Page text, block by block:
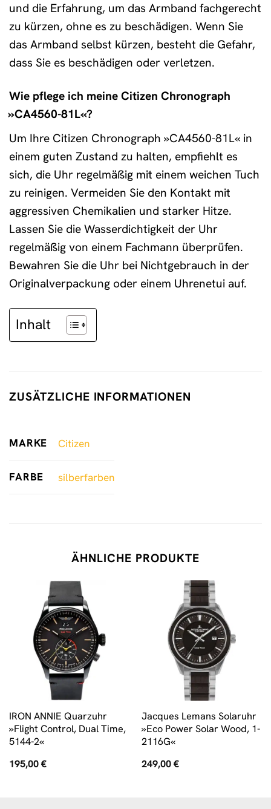
und die Erfahrung, um das Armband fachgerecht
zu kürzen, ohne es zu beschädigen. Wenn Sie
das Armband selbst kürzen, besteht die Gefahr,
dass Sie es beschädigen oder verletzen.
Wie pflege ich meine Citizen Chronograph
»CA4560-81L«?
Um Ihre Citizen Chronograph »CA4560-81L« in
einem guten Zustand zu halten, empfiehlt es
sich, die Uhr regelmäßig mit einem weichen Tuch
zu reinigen. Vermeiden Sie den Kontakt mit
aggressiven Chemikalien und starker Hitze.
Lassen Sie die Wasserdichtigkeit der Uhr
regelmäßig von einem Fachmann überprüfen.
Bewahren Sie die Uhr bei Nichtgebrauch in der
Originalverpackung oder einem Uhrenetui auf.
Inhalt
ZUSÄTZLICHE INFORMATIONEN
MARKE Citizen
FARBE silberfarben
ÄHNLICHE PRODUKTE
IRON ANNIE Quarzuhr
»Flight Control, Dual Time,
5144-2«
195,00€
Jacques Lemans Solaruhr
»Eco Power Solar Wood, 1-
2116G«
249,00€